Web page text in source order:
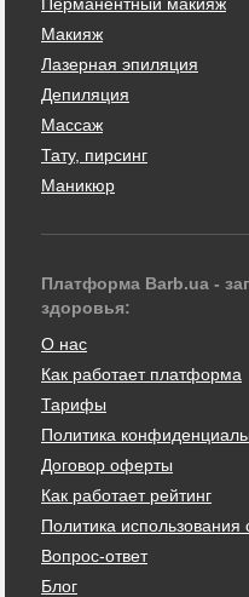
Макияж
Лазерная эпиляция
Депиляция
Массаж
Тату, пирсинг
Маникюр
Платформа Barb.ua -
здоровья:
О нас
Как работает платформа
Тарифы
Политика
Договор оферты
Как работает рейтинг
Политика использования
Вопрос-ответ
Блог